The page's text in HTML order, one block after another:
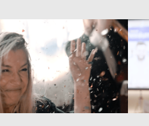
Auxiliadora Predial -
Top 10